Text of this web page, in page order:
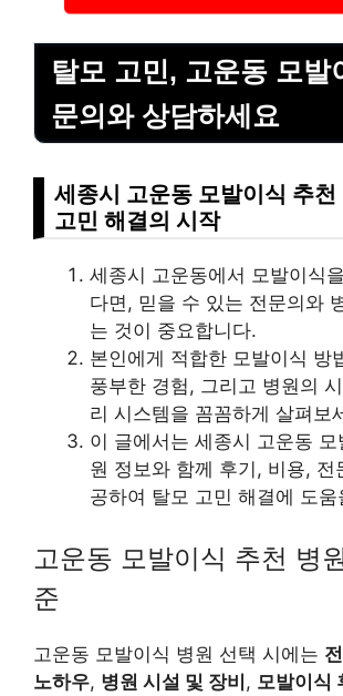
탈모 고민, 고운동 모발
문의와 상담하세요
세종시 고운동 모발이식 추
고민 해결의 시작
세종시 고운동에서 모발이식
다면, 믿을 수 있는 전문의와
는 것이 중요합니다.
본인에게 적합한 모발이식 방
풍부한 경험, 그리고 병원의
리 시스템을 꼼꼼하게 살펴보
이 글에서는 세종시 고운동 모
원 정보와 함께 후기, 비용, 전
공하여 탈모 고민 해결에 도
고운동 모발이식 추천 병
준
고운동 모발이식 병원 선택 시에는
노하우, 병원 시설 및 장비 , 모발이식